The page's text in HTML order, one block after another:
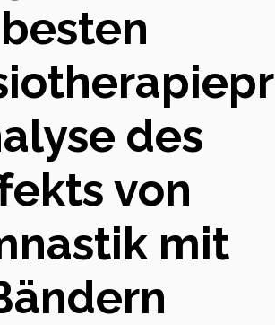
besten
des
von
mit